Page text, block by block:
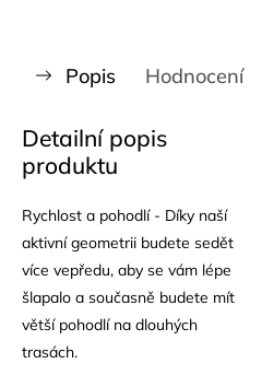
Popis Hodnocení
Detailní popis
produktu
Rychlost a pohodlí - Díky naší
aktivní geometrii budete sedět
více vepředu, aby se vám lépe
šlapalo a současně budete mít
větší pohodlí na dlouhých
trasách.